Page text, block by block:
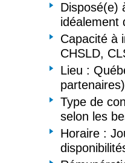
Disposé(e)
idéalement
Capacité à
CHSLD,
Lieu :
partenaires)
Type de
selon les
Horaire :